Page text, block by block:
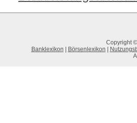
Copyright
Banklexikon
Börsenlexikon